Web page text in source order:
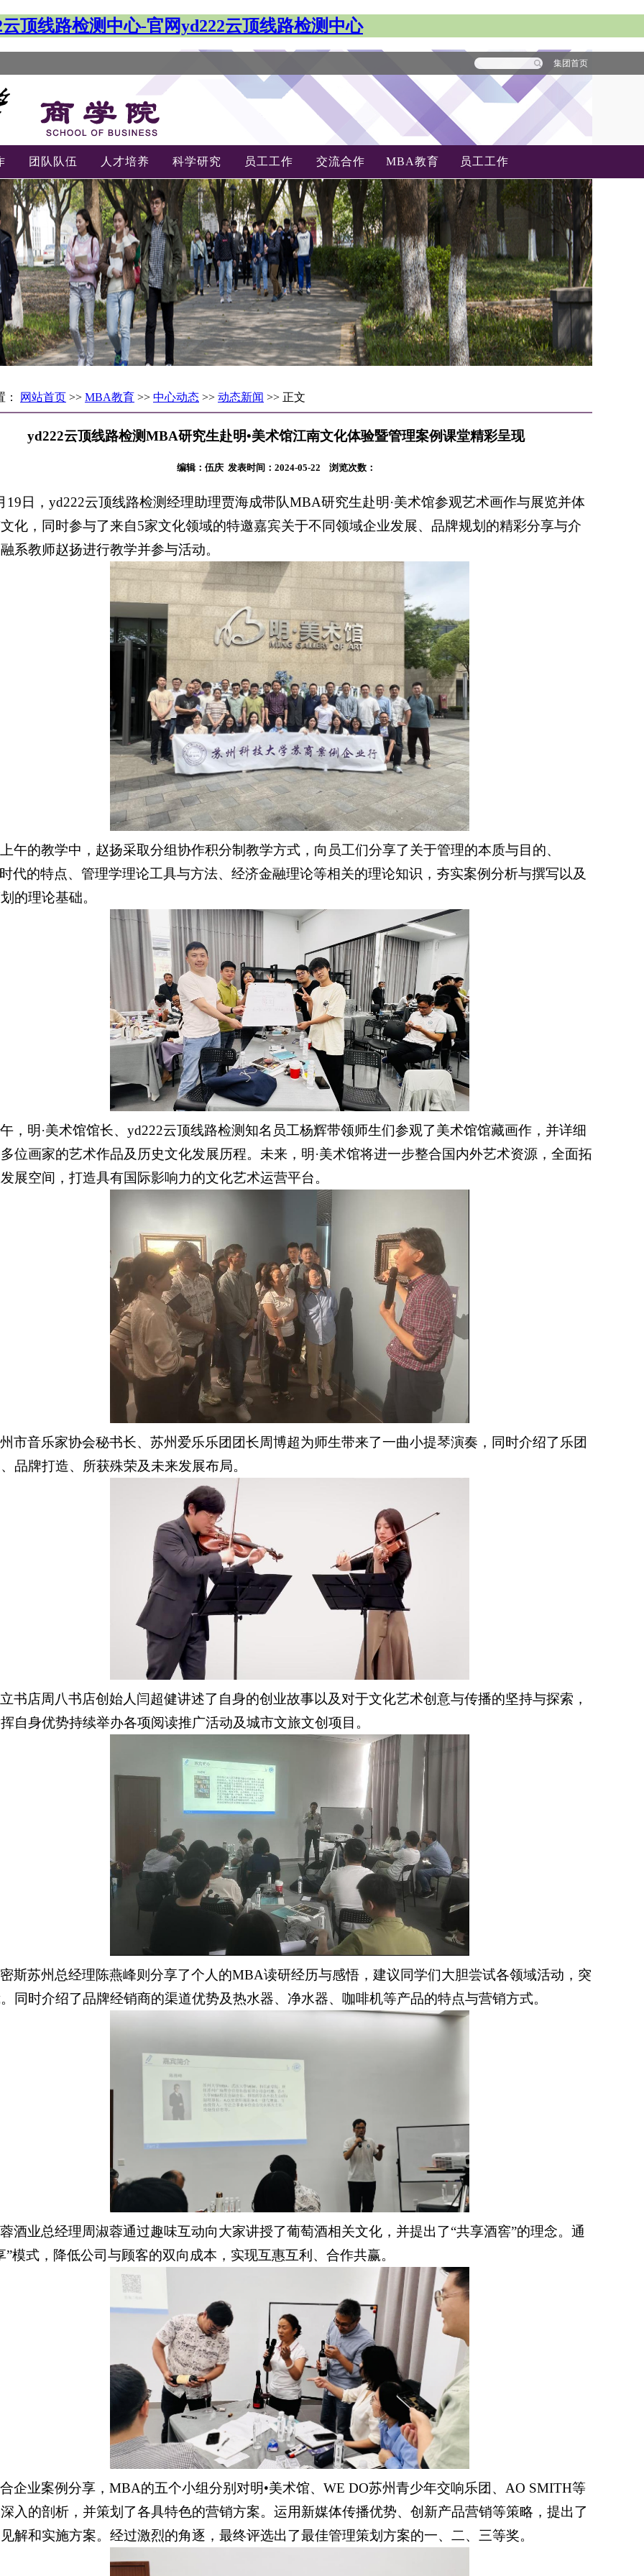
云顶线路检测中心-官网yd222云顶线路检测中心
集团首页
团队队伍 人才培养 科学研究 员工工作 交流合作 MBA教育 员工工作
： 网站首页 >> MBA教育 >> 中心动态 >> 动态新闻 >> 正文
yd222云顶线路检测MBA研究生赴明•美术馆江南文化体验暨管理案例课堂精彩呈现
编辑：伍庆 发表时间：2024-05-22 浏览次数：
19日，yd222云顶线路检测经理助理贾海成带队MBA研究生赴明·美术馆参观艺术画作与展览并体
化，同时参与了来自5家文化领域的特邀嘉宾关于不同领域企业发展、品牌规划的精彩分享与介
系教师赵扬进行教学并参与活动。
午的教学中，赵扬采取分组协作积分制教学方式，向员工们分享了关于管理的本质与目的、
代的特点、管理学理论工具与方法、经济金融理论等相关的理论知识，夯实案例分析与撰写以及
的理论基础。
，明·美术馆馆长、yd222云顶线路检测知名员工杨辉带领师生们参观了美术馆馆藏画作，并详细
位画家的艺术作品及历史文化发展历程。未来，明·美术馆将进一步整合国内外艺术资源，全面拓
展空间，打造具有国际影响力的文化艺术运营平台。
市音乐家协会秘书长、苏州爱乐乐团团长周博超为师生带来了一曲小提琴演奏，同时介绍了乐团
品牌打造、所获殊荣及未来发展布局。
书店周八书店创始人闫超健讲述了自身的创业故事以及对于文化艺术创意与传播的坚持与探索，
自身优势持续举办各项阅读推广活动及城市文旅文创项目。
斯苏州总经理陈燕峰则分享了个人的MBA读研经历与感悟，建议同学们大胆尝试各领域活动，突
同时介绍了品牌经销商的渠道优势及热水器、净水器、咖啡机等产品的特点与营销方式。
酒业总经理周淑蓉通过趣味互动向大家讲授了葡萄酒相关文化，并提出了“共享酒窖”的理念。通
”模式，降低公司与顾客的双向成本，实现互惠互利、合作共赢。
企业案例分享，MBA的五个小组分别对明•美术馆、WE DO苏州青少年交响乐团、AO SMITH等
入的剖析，并策划了各具特色的营销方案。运用新媒体传播优势、创新产品营销等策略，提出了
解和实施方案。经过激烈的角逐，最终评选出了最佳管理策划方案的一、二、三等奖。